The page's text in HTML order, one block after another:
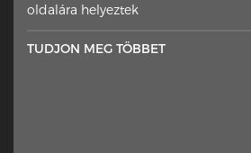
oldalára helyeztek
TUDJON MEG TÖBBET